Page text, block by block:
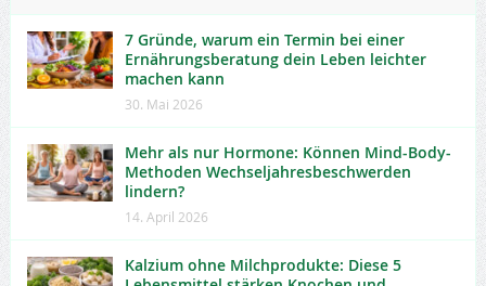
7 Gründe, warum ein Termin bei einer
Ernährungsberatung dein Leben leichter
machen kann
30. Mai 2026
Mehr als nur Hormone: Können Mind-Body-
Methoden Wechseljahresbeschwerden
lindern?
14. April 2026
Kalzium ohne Milchprodukte: Diese 5